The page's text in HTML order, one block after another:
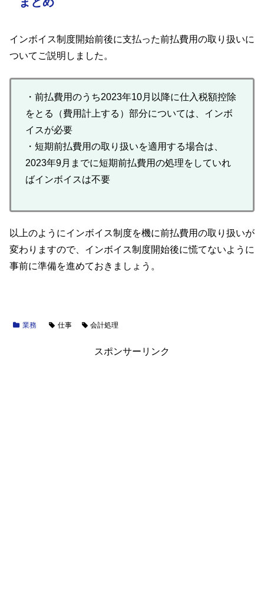
インボイス制度開始前後に支払った前払費用の取り扱いに
ついてご説明しました。
・前払費用のうち2023年10月以降に仕入税額控除
をとる（費用計上する）部分については、インボ
イスが必要
・短期前払費用の取り扱いを適用する場合は、
2023年9月までに短期前払費用の処理をしていれ
ばインボイスは不要
以上のようにインボイス制度を機に前払費用の取り扱いが
変わりますので、インボイス制度開始後に慌てないように
事前に準備を進めておきましょう。
業務 仕事 会計処理
スポンサーリンク